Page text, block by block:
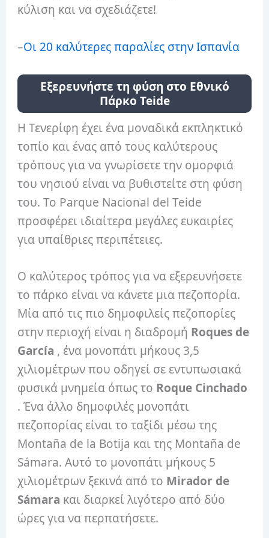
κύλιση και να σχεδιάζετε!
–Οι 20 καλύτερες παραλίες στην Ισπανία
Εξερευνήστε τη φύση στο Εθνικό
Πάρκο Teide
Η Τενερίφη έχει ένα μοναδικά εκπληκτικό
τοπίο και ένας από τους καλύτερους
τρόπους για να γνωρίσετε την ομορφιά
του νησιού είναι να βυθιστείτε στη φύση
του. Το Parque Nacional del Teide
προσφέρει ιδιαίτερα μεγάλες ευκαιρίες
για υπαίθριες περιπέτειες.
Ο καλύτερος τρόπος για να εξερευνήσετε
το πάρκο είναι να κάνετε μια πεζοπορία.
Μία από τις πιο δημοφιλείς πεζοπορίες
στην περιοχή είναι η διαδρομή Roques de
García , ένα μονοπάτι μήκους 3,5
χιλιομέτρων που οδηγεί σε εντυπωσιακά
φυσικά μνημεία όπως το Roque Cinchado
. Ένα άλλο δημοφιλές μονοπάτι
πεζοπορίας είναι το ταξίδι μέσω της
Montaña de la Botija και της Montaña de
Sámara. Αυτό το μονοπάτι μήκους 5
χιλιομέτρων ξεκινά από το Mirador de
Sámara και διαρκεί λιγότερο από δύο
ώρες για να περπατήσετε.